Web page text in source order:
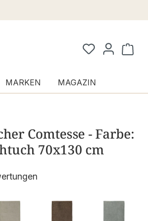
MARKEN MAGAZIN
Comtesse - Farbe:
70x130 cm